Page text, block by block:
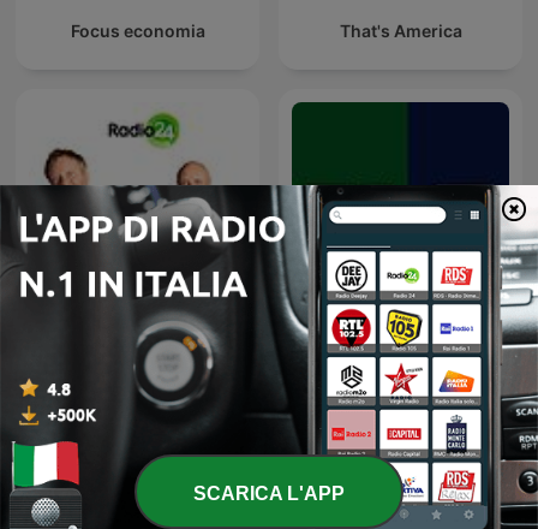
Focus economia That's America
Uno, nessuno, 100Milan Tg La7
SCARICA L'APP